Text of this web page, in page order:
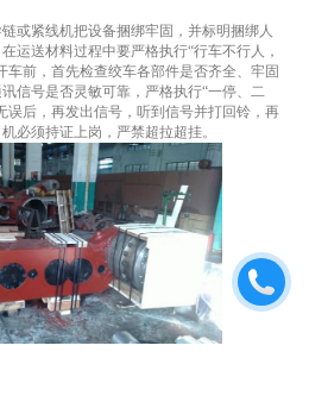
或紧线机把设备捆绑牢固，并标明捆绑人
运送材料过程中要严格执行“行车不行人，
车前，首先检查绞车各部件是否齐全、牢固
信号是否灵敏可靠，严格执行“一停、二
误后，再发出信号，听到信号并打回铃，再
必须持证上岗，严禁超拉超挂。